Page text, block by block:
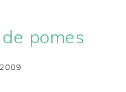
pomes